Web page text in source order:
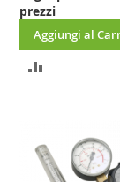
prezzi
Aggiungi al
AGGIUNGI